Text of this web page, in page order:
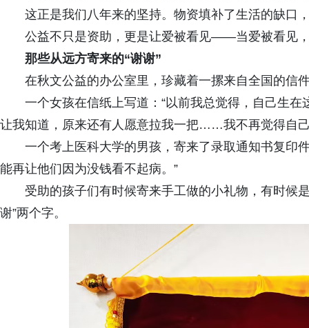
这正是我们八年来的坚持。物资填补了生活的缺口
公益不只是资助，更是让爱被看见——当爱被看见
那些从远方寄来的“谢谢”
在秋文公益的办公室里，珍藏着一摞来自全国的信
一个女孩在信纸上写道：“以前我总觉得，自己生
让我知道，原来还有人愿意拉我一把……我不再觉得自
一个考上医科大学的男孩，寄来了录取通知书复印
能再让他们因为没钱看不起病。”
受助的孩子们有时候寄来手工做的小礼物，有时候
谢”两个字。